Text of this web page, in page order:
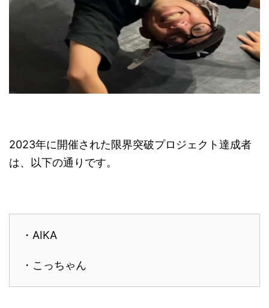
2023年に開催された限界突破プロジェクト達成者
は、以下の通りです。
・AIKA
・こっちゃん